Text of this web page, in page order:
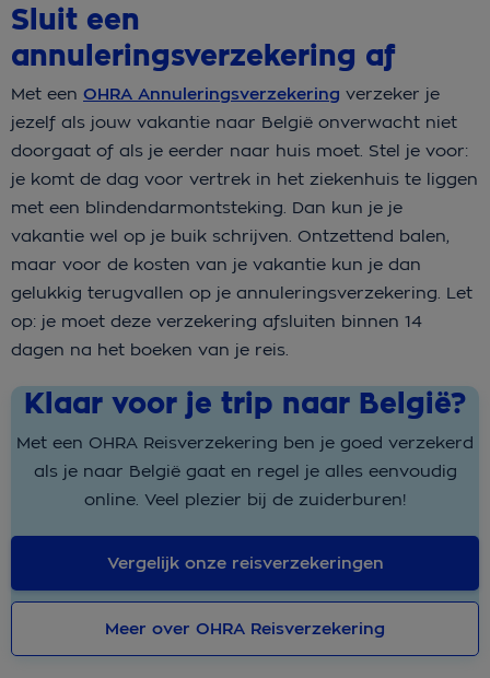
Sluit een
annuleringsverzekering af
Met een OHRA Annuleringsverzekering verzeker je
jezelf als jouw vakantie naar België onverwacht niet
doorgaat of als je eerder naar huis moet. Stel je voor:
je komt de dag voor vertrek in het ziekenhuis te liggen
met een blindendarmontsteking. Dan kun je je
vakantie wel op je buik schrijven. Ontzettend balen,
maar voor de kosten van je vakantie kun je dan
gelukkig terugvallen op je annuleringsverzekering. Let
op: je moet deze verzekering afsluiten binnen 14
dagen na het boeken van je reis.
Klaar voor je trip naar België?
Met een OHRA Reisverzekering ben je goed verzekerd
als je naar Belgiëgaat en regel je alles eenvoudig
online . Veel plezier bij de zuiderburen!
Vergelijk onze reisverzekeringen
Meer over OHRA Reisverzekering